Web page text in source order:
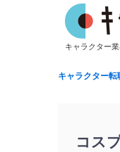
キャラクター
キャラクター
コス